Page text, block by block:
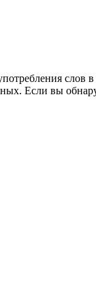
слов
Если вы